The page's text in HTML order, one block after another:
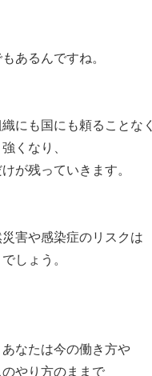
あるんですね。
にも国にも頼ることなく
くなり、
が残っていきます。
害や感染症のリスクは
しょう。
なたは今の働き方や
やり方のままで